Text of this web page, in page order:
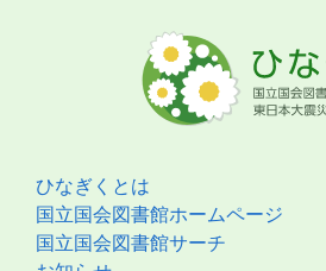
ひなぎくとは
国立国会図書館ホームページ
国立国会図書館サーチ